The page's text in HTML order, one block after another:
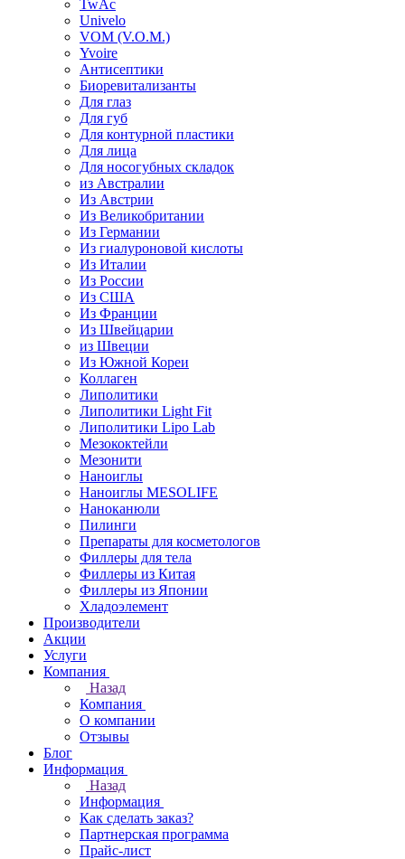
TwAc
Univelo
VOM (V.O.M.)
Yvoire
Антисептики
Биоревитализанты
Для глаз
Для губ
Для контурной пластики
Для лица
Для носогубных складок
из Австралии
Из Австрии
Из Великобритании
Из Германии
Из гиалуроновой кислоты
Из Италии
Из России
Из США
Из Франции
Из Швейцарии
из Швеции
Из Южной Кореи
Коллаген
Липолитики
Липолитики Light Fit
Липолитики Lipo Lab
Мезококтейли
Мезонити
Наноиглы
Наноиглы MESOLIFE
Наноканюли
Пилинги
Препараты для косметологов
Филлеры для тела
Филлеры из Китая
Филлеры из Японии
Хладоэлемент
Производители
Акции
Услуги
Компания
Назад
Компания
О компании
Отзывы
Блог
Информация
Назад
Информация
Как сделать заказ?
Партнерская программа
Прайс-лист